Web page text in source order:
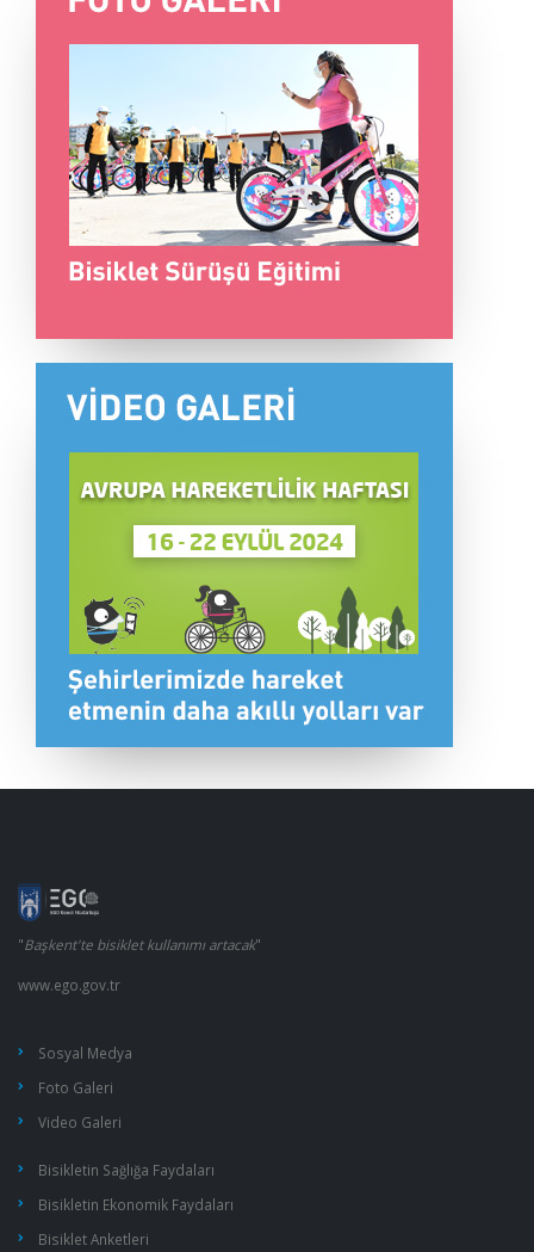
"Başkent'te bisiklet kullanımı artacak"
www.ego.gov.tr
Sosyal Medya
Foto Galeri
Video Galeri
Bisikletin Sağlığa Faydaları
Bisikletin Ekonomik Faydaları
Bisiklet Anketleri